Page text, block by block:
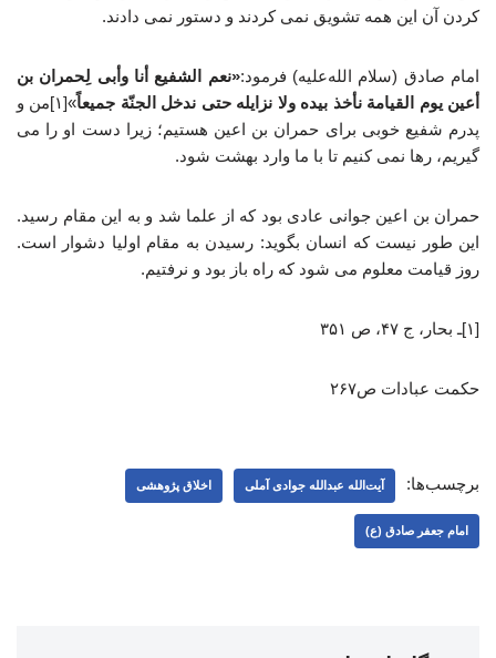
کردن آن این همه تشویق نمی کردند و دستور نمی دادند.
امام صادق (سلام الله‌علیه) فرمود:«نعم الشفیع أنا وأبی لِحمران بن
أعین یوم القیامة نأخذ بیده ولا نزایله حتی ندخل الجنّة جمیعاً
»[۱]من و
پدرم شفیع خوبی برای حمران بن اعین هستیم؛ زیرا دست او را می
گیریم، رها نمی کنیم تا با ما وارد بهشت شود.
حمران بن اعین جوانی عادی بود که از علما شد و به این مقام رسید.
این طور نیست که انسان بگوید: رسیدن به مقام اولیا دشوار است.
روز قیامت معلوم می شود که راه باز بود و نرفتیم.
[۱]ـ بحار، ج ۴۷، ص ۳۵۱
حکمت عبادات ص۲۶۷
برچسب‌ها: آیت‌الله عبدالله جوادی ‌آملی اخلاق پژوهشی
امام جعفر صادق (ع)